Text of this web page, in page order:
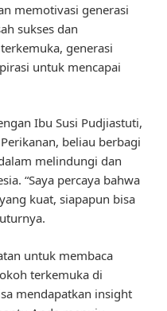
memotivasi generasi
sukses dan
generasi
untuk mencapai
Ibu Susi Pudjiastuti,
beliau berbagi
melindungi dan
“Saya percaya bahwa
kuat, siapapun bisa
untuk membaca
terkemuka di
mendapatkan insight